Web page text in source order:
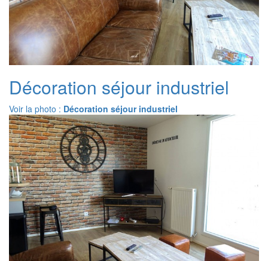
Décoration séjour industriel
Voir la photo : Décoration séjour industriel